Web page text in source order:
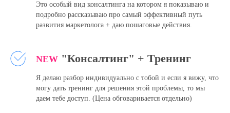
Это особый вид консалтинга на котором я показываю и
подробно рассказываю про самый эффективный путь
развития маркетолога + даю пошаговые действия.
NEW "Консалтинг" + Тренинг
Я делаю разбор индивидуально с тобой и если я вижу, что
могу дать тренинг для решения этой проблемы, то мы
даем тебе доступ. (Цена обговаривается отдельно)